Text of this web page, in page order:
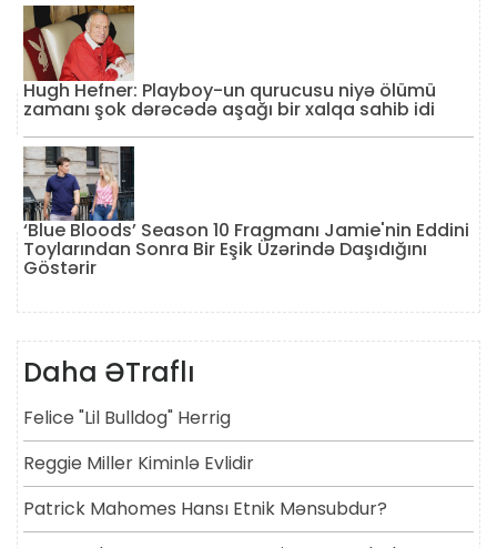
Hugh Hefner: Playboy-un qurucusu niyə ölümü
zamanı şok dərəcədə aşağı bir xalqa sahib idi
‘Blue Bloods’ Season 10 Fragmanı Jamie'nin Eddini
Toylarından Sonra Bir Eşik Üzərində Daşıdığını
Göstərir
Daha ƏTraflı
Felice "lil Bulldog" Herrig
Reggie Miller Kiminlə Evlidir
Patrick Mahomes Hansı Etnik Mənsubdur?